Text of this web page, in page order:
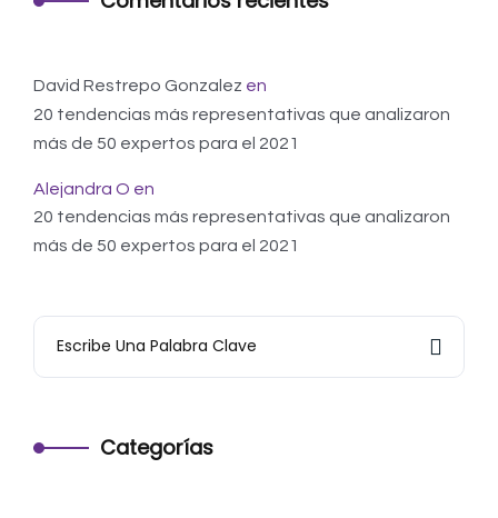
David Restrepo Gonzalez en
20 tendencias más representativas que analizaron
más de 50 expertos para el 2021
Alejandra O en
20 tendencias más representativas que analizaron
más de 50 expertos para el 2021
Categorías